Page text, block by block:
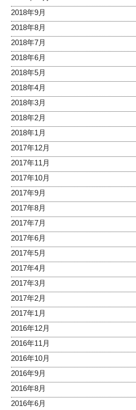
2018年9月
2018年8月
2018年7月
2018年6月
2018年5月
2018年4月
2018年3月
2018年2月
2018年1月
2017年12月
2017年11月
2017年10月
2017年9月
2017年8月
2017年7月
2017年6月
2017年5月
2017年4月
2017年3月
2017年2月
2017年1月
2016年12月
2016年11月
2016年10月
2016年9月
2016年8月
2016年6月